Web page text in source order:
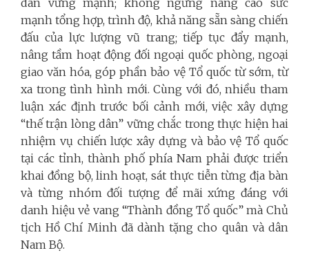
mạnh tổng hợp, trình độ, khả năng sẵn sàng chiến
đấu của lực lượng vũ trang; tiếp tục đẩy mạnh,
nâng tầm hoạt động đối ngoại quốc phòng, ngoại
giao văn hóa, góp phần bảo vệ Tổ quốc từ sớm, từ
xa trong tình hình mới. Cùng với đó, nhiều tham
luận xác định trước bối cảnh mới, việc xây dựng
“thế trận lòng dân” vững chắc trong thực hiện hai
nhiệm vụ chiến lược xây dựng và bảo vệ Tổ quốc
tại các tỉnh, thành phố phía Nam phải được triển
khai đồng bộ, linh hoạt, sát thực tiễn từng địa bàn
và từng nhóm đối tượng để mãi xứng đáng với
danh hiệu vẻ vang “Thành đồng Tổ quốc” mà Chủ
tịch Hồ Chí Minh đã dành tặng cho quân và dân
Nam Bộ.